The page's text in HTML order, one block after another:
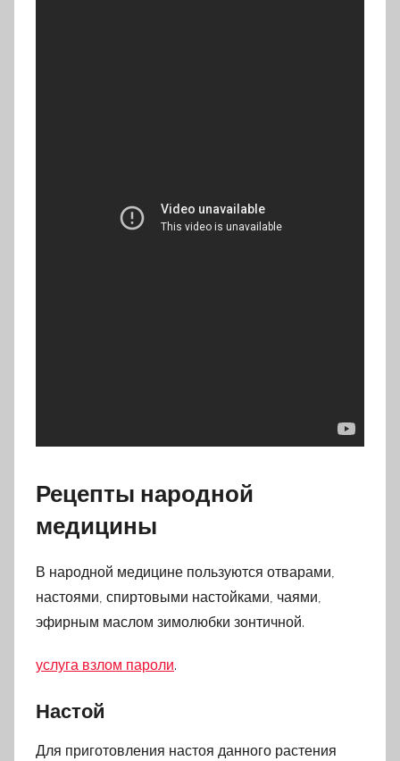
Рецепты народной
медицины
В народной медицине пользуются отварами,
настоями, спиртовыми настойками, чаями,
эфирным маслом зимолюбки зонтичной.
услуга взлом пароли.
Настой
Для приготовления настоя данного растения